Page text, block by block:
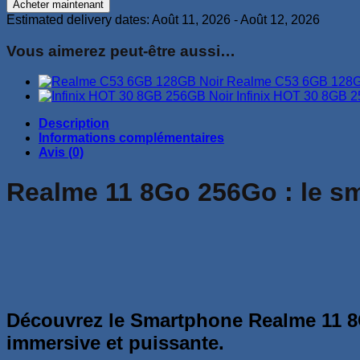
Realme
11
256Go
Acheter maintenant
Estimated delivery dates: Août 11, 2026 - Août 12, 2026
Vous aimerez peut-être aussi…
Realme C53 6GB
Infinix HOT 30 8GB
Description
Informations complémentaires
Avis (0)
Realme 11 8Go 256Go : le
Découvrez le Smartphone Realme
immersive et puissante.